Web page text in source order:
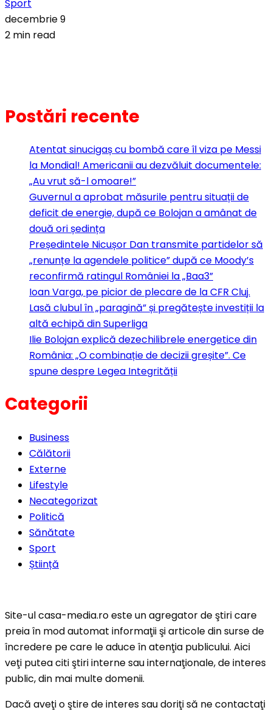
Sport
decembrie 9
2 min read
Postări recente
Atentat sinucigaș cu bombă care îl viza pe Messi
la Mondial! Americanii au dezvăluit documentele:
„Au vrut să-l omoare!”
Guvernul a aprobat măsurile pentru situații de
deficit de energie, după ce Bolojan a amânat de
două ori ședința
Președintele Nicușor Dan transmite partidelor să
„renunțe la agendele politice” după ce Moody’s
reconfirmă ratingul României la „Baa3”
Ioan Varga, pe picior de plecare de la CFR Cluj.
Lasă clubul în „paragină” și pregătește investiții la
altă echipă din Superliga
Ilie Bolojan explică dezechilibrele energetice din
România: „O combinație de decizii greșite”. Ce
spune despre Legea Integrității
Categorii
Business
Călătorii
Externe
Lifestyle
Necategorizat
Politică
Sănătate
Sport
Știință
Site-ul casa-media.ro este un agregator de ştiri care
preia în mod automat informaţii şi articole din surse de
încredere pe care le aduce în atenţia publicului. Aici
veţi putea citi ştiri interne sau internaţionale, de interes
public, din mai multe domenii.
Dacă aveţi o ştire de interes sau doriţi să ne contactaţi